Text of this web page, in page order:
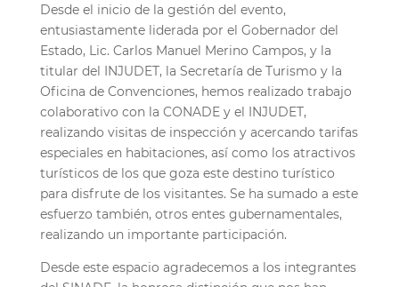
Desde el inicio de la gestión del evento,
entusiastamente liderada por el Gobernador del
Estado, Lic. Carlos Manuel Merino Campos, y la
titular del INJUDET, la Secretaría de Turismo y la
Oficina de Convenciones, hemos realizado trabajo
colaborativo con la CONADE y el INJUDET,
realizando visitas de inspección y acercando tarifas
especiales en habitaciones, asícomo los atractivos
turísticos de los que goza este destino turístico
para disfrute de los visitantes. Se ha sumado a este
esfuerzo también, otros entes gubernamentales,
realizando un importante participación.
Desde este espacio agradecemos a los integrantes